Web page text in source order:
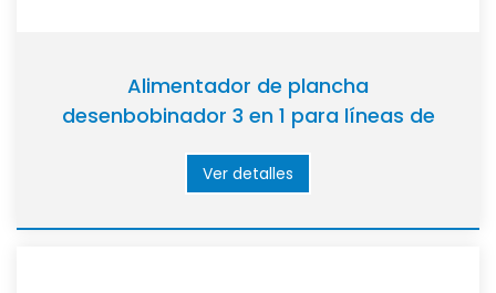
Alimentador de plancha
desenbobinador 3 en 1 para líneas de
Ver detalles